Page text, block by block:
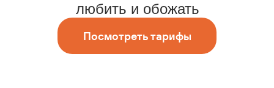
любить и обожать
Посмотреть тарифы